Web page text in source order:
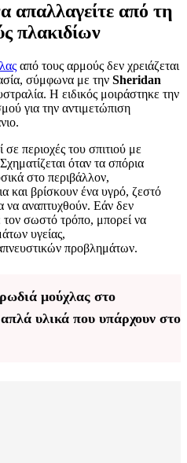
απαλλαγείτε από τη
πλακιδίων
από τους αρμούς δεν χρειάζεται
σύμφωνα με την Sheridan
Η ειδικός μοιράστηκε την
για την αντιμετώπιση
περιοχές του σπιτιού με
όταν τα σπόρια
στο περιβάλλον,
και βρίσκουν ένα υγρό, ζεστό
να αναπτυχθούν. Εάν δεν
τον σωστό τρόπο, μπορεί να
υγείας,
προβλημάτων.
μούχλας στο
υλικά που υπάρχουν στο